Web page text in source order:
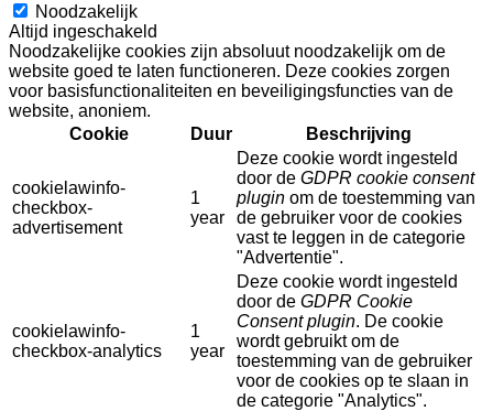
Noodzakelijk
Altijd ingeschakeld
Noodzakelijke cookies zijn absoluut noodzakelijk om de
website goed te laten functioneren. Deze cookies zorgen
voor basisfunctionaliteiten en beveiligingsfuncties van de
website, anoniem.
Cookie
Duur Beschrijving
cookielawinfo-
checkbox-
advertisement
1
year
Deze cookie wordt ingesteld
door de GDPR cookie consent
plugin om de toestemming van
de gebruiker voor de cookies
vast te leggen in de categorie
"Advertentie".
cookielawinfo-
checkbox-analytics
1
year
Deze cookie wordt ingesteld
door de GDPR Cookie
Consent plugin. De cookie
wordt gebruikt om de
toestemming van de gebruiker
voor de cookies op te slaan in
de categorie "Analytics".